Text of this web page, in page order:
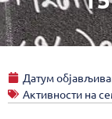
Датум
Активности на